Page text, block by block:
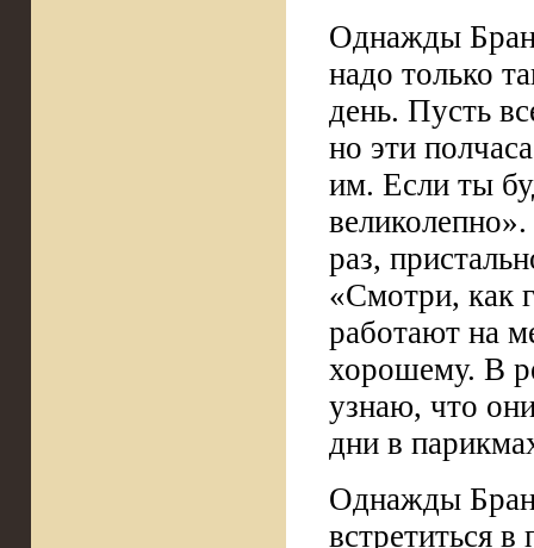
Однажды
надо только
день. Пусть
но эти
им. Если ты
раз,
«Смотри, как
работают на
хорошему. В
узнаю, что
дни в
Однажды
встретиться